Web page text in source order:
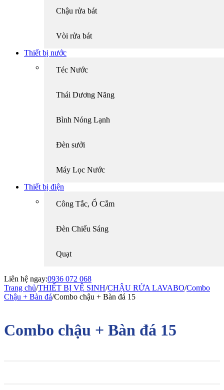
Chậu rửa bát
Vòi rửa bát
Thiết bị nước
Téc Nước
Thái Dương Năng
Bình Nóng Lạnh
Đèn sưởi
Máy Lọc Nước
Thiết bị điện
Công Tắc, Ổ Cắm
Đèn Chiếu Sáng
Quạt
Liên hệ ngay:0936 072 068
Trang chủ/THIẾT BỊ VỆ SINH/CHẬU RỬA LAVABO/Combo
Chậu + Bàn đá/Combo chậu + Bàn đá 15
Combo chậu + Bàn đá 15